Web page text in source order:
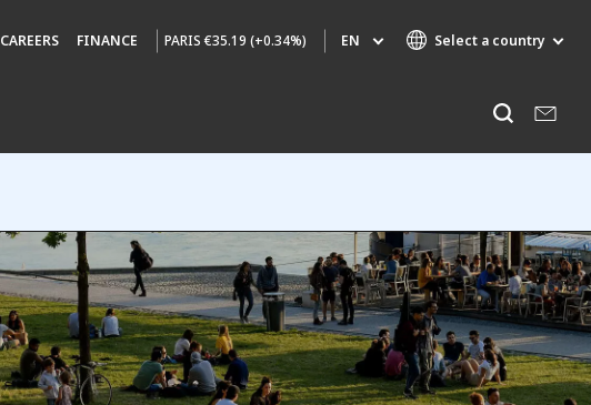
CAREERS FINANCE PARIS€35.19 (+0.34%) EN Select a country
AIR QUALITY
ENGINEERING & CONSULTING
HAZARDOUS WASTE EUROPE
INDUSTRIES GLOBAL SOLUTIONS
NUCLEAR SOLUTIONS